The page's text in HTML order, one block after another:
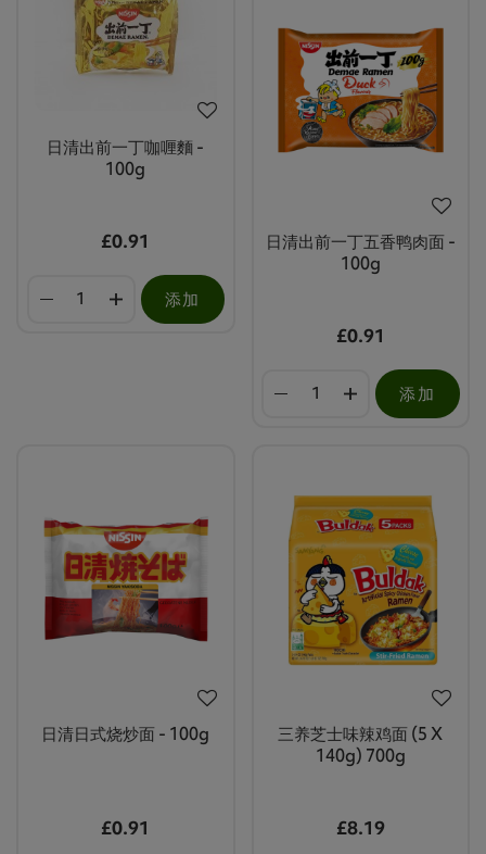
日清出前一丁咖喱麵 -
100g
£0.91
添加
日清出前一丁五香鸭肉面 -
100g
£0.91
添加
日清日式烧炒面 - 100g
£0.91
三养芝士味辣鸡面 (5 X
140g) 700g
£8.19